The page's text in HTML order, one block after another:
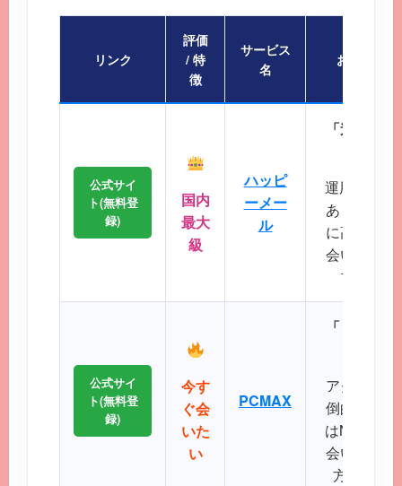
リンク
評価
/ 特
徴
サービス
名
おすすめ
公式サイ
ト(無料登
録)
国内
最大
級
ハッピ
ーメー
ル
「迷った
運用歴20
あり、マ
に高く、
会いが期
プクラ
公式サイ
ト(無料登
録)
今す
ぐ会
いた
い
PCMAX
「リアル
アクティ
倒的で、
はNo.1で
会いたい
方に最適